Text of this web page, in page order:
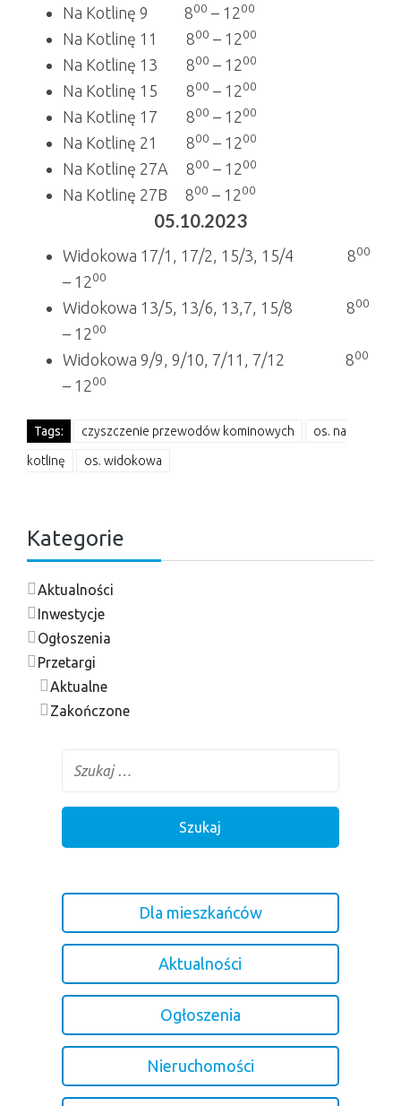
Na Kotlinę 9 800 – 1200
Na Kotlinę 11 800 – 1200
Na Kotlinę 13 800 – 1200
Na Kotlinę 15 800 – 1200
Na Kotlinę 17 800 – 1200
Na Kotlinę 21 800 – 1200
Na Kotlinę 27A 800 – 1200
Na Kotlinę 27B 800 – 1200
05.10.2023
Widokowa 17/1, 17/2, 15/3, 15/4 800
– 1200
Widokowa 13/5, 13/6, 13,7, 15/8 800
– 1200
Widokowa 9/9, 9/10, 7/11, 7/12 800
– 1200
Tags: czyszczenie przewodów kominowych os. na
kotlinę os. widokowa
Kategorie
Aktualności
Inwestycje
Ogłoszenia
Przetargi
Aktualne
Zakończone
Dla mieszkańców
Aktualności
Ogłoszenia
Nieruchomości